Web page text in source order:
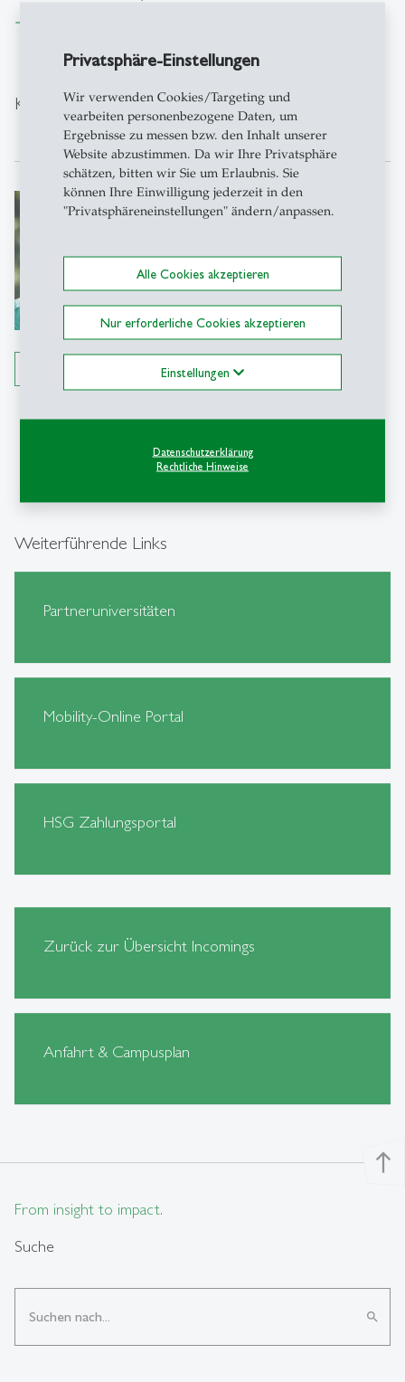
Privatsphäre-Einstellungen
Wir verwenden Cookies/Targeting und
vearbeiten personenbezogene Daten, um
Ergebnisse zu messen bzw. den Inhalt unserer
Website abzustimmen. Da wir Ihre Privatsphäre
schätzen, bitten wir Sie um Erlaubnis. Sie
können Ihre Einwilligung jederzeit in den
"Privatsphäreneinstellungen" ändern/anpassen.
Alle Cookies akzeptieren
Nur erforderliche Cookies akzeptieren
Einstellungen
Datenschutzerklärung
Rechtliche Hinweise
east
Kontakt
Andrea Häfner
Oceania & Russia | Freemover
Incomings | Swiss-European
Mobility-Programme & Swiss
Government Excellence Scholarships
Student Mobility Services (PIQ)
Tellstrasse 2
Tel.: +41 71 224 27 59
Weiterführende Links
Partneruniversitäten
Mobility-Online Portal
HSG Zahlungsportal
Zurück zur Übersicht Incomings
Anfahrt & Campusplan
north
From insight to impact.
Suche
search